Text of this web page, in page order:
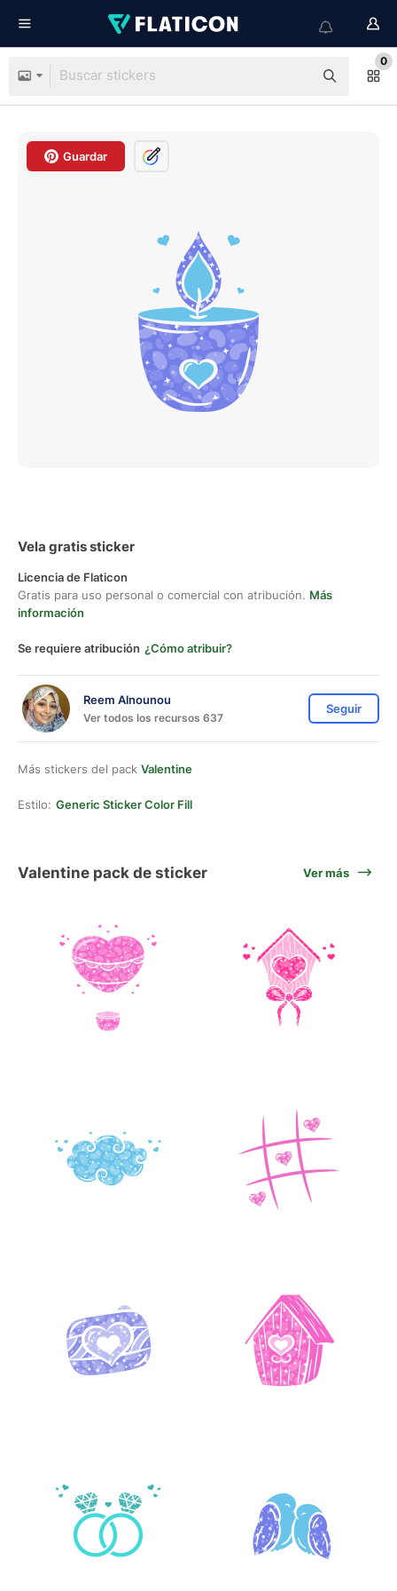
0
Guardar
Vela gratis sticker
Licencia de Flaticon
Gratis para uso personal o comercial con atribución. Más
información
Se requiere atribución ¿Cómo atribuir?
Reem Alnounou
Ver todos los recursos 637
Seguir
Más stickers del pack Valentine
Estilo: Generic Sticker Color Fill
Valentine pack de sticker Ver más